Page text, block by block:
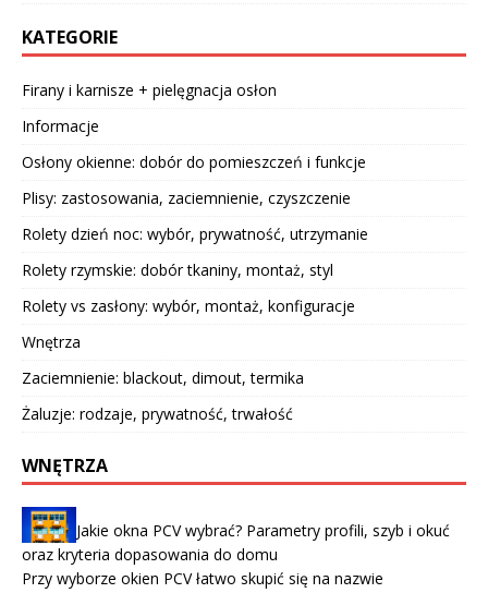
KATEGORIE
Firany i karnisze + pielęgnacja osłon
Informacje
Osłony okienne: dobór do pomieszczeń i funkcje
Plisy: zastosowania, zaciemnienie, czyszczenie
Rolety dzień noc: wybór, prywatność, utrzymanie
Rolety rzymskie: dobór tkaniny, montaż, styl
Rolety vs zasłony: wybór, montaż, konfiguracje
Wnętrza
Zaciemnienie: blackout, dimout, termika
Żaluzje: rodzaje, prywatność, trwałość
WNĘTRZA
Jakie okna PCV wybrać? Parametry profili, szyb i okuć
oraz kryteria dopasowania do domu
Przy wyborze okien PCV łatwo skupić się na nazwie